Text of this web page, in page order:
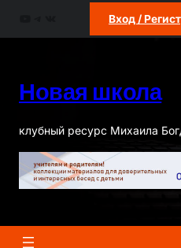
Вход /
Новая школа
клубный ресурс Михаила